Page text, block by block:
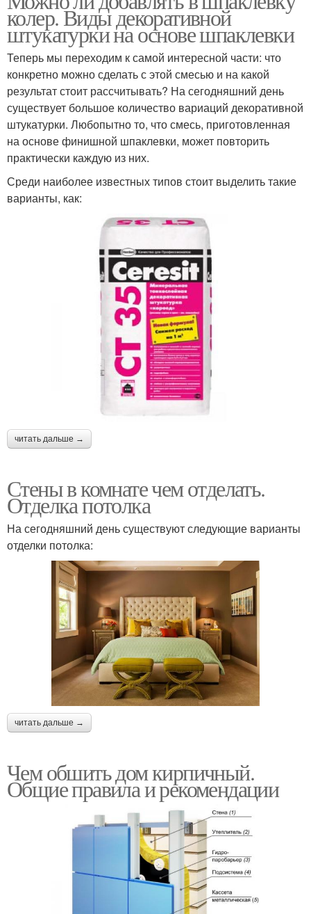
колер. Виды декоративной
штукатурки на основе шпаклевки
Теперь мы переходим к самой интересной части: что
конкретно можно сделать с этой смесью и на какой
результат стоит рассчитывать? На сегодняшний день
существует большое количество вариаций декоративной
штукатурки. Любопытно то, что смесь, приготовленная
на основе финишной шпаклевки, может повторить
практически каждую из них.
Среди наиболее известных типов стоит выделить такие
варианты, как:
читать дальше →
Стены в комнате чем отделать.
Отделка потолка
На сегодняшний день существуют следующие варианты
отделки потолка:
читать дальше →
Чем обшить дом кирпичный.
Общие правила и рекомендации